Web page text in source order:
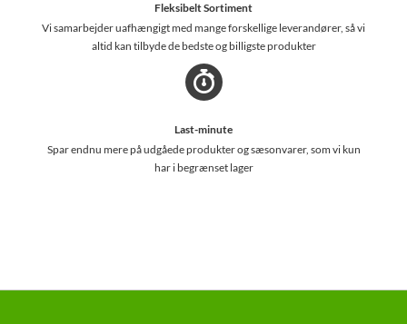
Fleksibelt Sortiment
Vi samarbejder uafhængigt med mange forskellige leverandører, så vi
altid kan tilbyde de bedste og billigste produkter
Last-minute
Spar endnu mere på udgåede produkter og sæsonvarer, som vi kun
har i begrænset lager